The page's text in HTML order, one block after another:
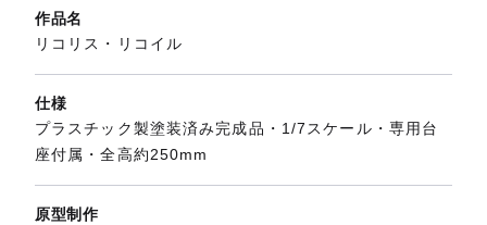
作品名
リコリス・リコイル
仕様
プラスチック製塗装済み完成品・1/7スケール・専用台
座付属・全高約250mm
原型制作